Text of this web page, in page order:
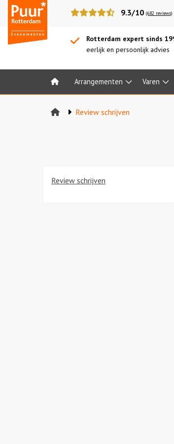
Puur*
Rotterdam
bedrijfsuitjes
9.3/10 (682 reviews)
Rotterdam expert sinds
eerlijk en persoonlijk advies
Home Arrangementen Varen
Review schrijven
Review schrijven